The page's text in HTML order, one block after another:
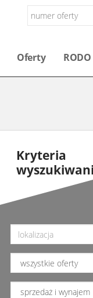
Oferty RODO
Kryteria